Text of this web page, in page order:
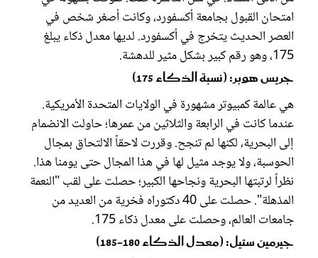
امتحان القبول بجامعة أكسفورد، وكانت أصغر شخص في
العصر الحديث يتخرج في أكسفورد. لديها معدل ذكاء يبلغ
175، وهو رقم كبير بشكل مثير للدهشة.
جريس هوبر: (نسبة الذكاء 175)
هي عالمة كمبيوتر مشهورة في الولايات المتحدة الأمريكية.
عندما كانت في الرابعة والثلاثين من عمرها؛ حاولت الانضمام
إلى البحرية، لكنها لم تنجح. وقررت لاحقاً الالتحاق بمجال
الحوسبة، ولا يوجد مثيل لها في هذا المجال حتى يومنا هذا.
نظراً لرتبتها البحرية ونجاحها الكبير؛ حصلت على لقب "النعمة
المذهلة". حصلت على 40 دكتوراه فخرية من العديد من
جامعات العالم، وحصلت على معدل ذكاء 175.
جيرمين ستيل: (معدل الذكاء 180-185)